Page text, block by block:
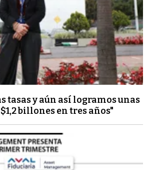
tasas y aún así logramos unas
billones en tres años"